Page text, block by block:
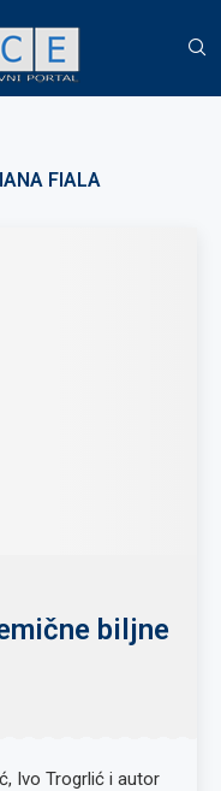
FIALA
biljne
Ivo Trogrlić i autor